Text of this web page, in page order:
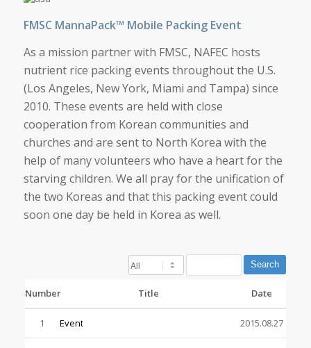
FMSC MannaPack™ Mobile Packing Event
As a mission partner with FMSC, NAFEC hosts
nutrient rice packing events throughout the U.S.
(Los Angeles, New York, Miami and Tampa) since
2010. These events are held with close
cooperation from Korean communities and
churches and are sent to North Korea with the
help of many volunteers who have a heart for the
starving children. We all pray for the unification of
the two Koreas and that this packing event could
soon one day be held in Korea as well.
Search
Number Title Date
1 Event 2015.08.27